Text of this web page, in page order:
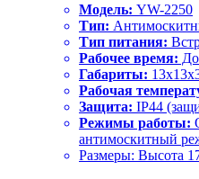
Модель: YW-2250
Тип:
Тип питания:
Рабочее время:
Габариты:
Рабочая
Защита: IP44
Режимы работы:
антимоскитный
Размеры: Высота